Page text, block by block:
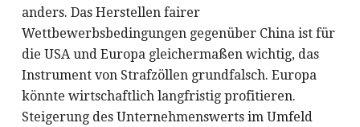
anders. Das Herstellen fairer
Wettbewerbsbedingungen gegenüber China ist für
die USA und Europa gleichermaßen wichtig, das
Instrument von Strafzöllen grundfalsch. Europa
könnte wirtschaftlich langfristig profitieren.
Steigerung des Unternehmenswerts im Umfeld